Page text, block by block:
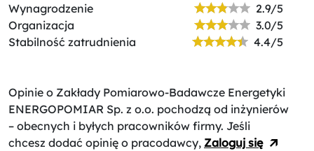
Wynagrodzenie
2.9/5
Organizacja
3.0/5
Stabilność zatrudnienia
4.4/5
Opinie o Zakłady Pomiarowo-Badawcze Energetyki
ENERGOPOMIAR Sp. z o.o. pochodzą od inżynierów
– obecnych i byłych pracowników firmy. Jeśli
chcesz dodać opinię o pracodawcy, Zaloguj się